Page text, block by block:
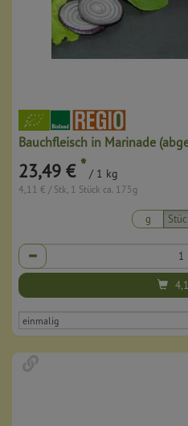
23,49 € * / 1 kg
4,11 € / Stk, 1 Stück ca. 175g
g
Anzahl